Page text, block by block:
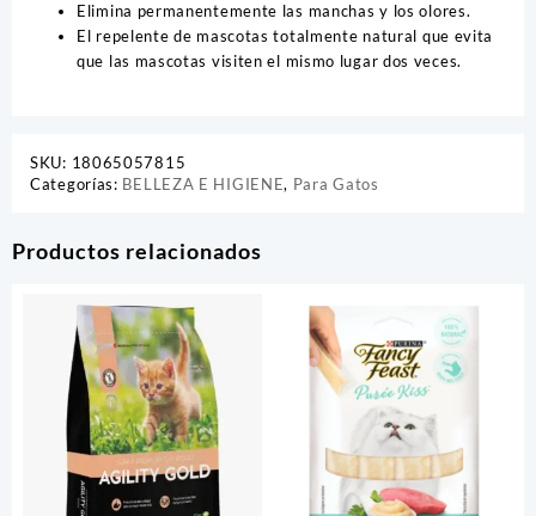
Elimina permanentemente las manchas y los olores.
El repelente de mascotas totalmente natural que evita
que las mascotas visiten el mismo lugar dos veces.
SKU: 18065057815
Categorías: BELLEZA E HIGIENE, Para Gatos
Productos relacionados